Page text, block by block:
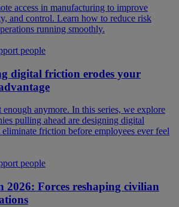
access in manufacturing to improve
and control. Learn how to reduce risk
running smoothly.
people
digital friction erodes your
anymore. In this series, we explore
pulling ahead are designing digital
eliminate friction before employees ever feel
people
2026: Forces reshaping civilian